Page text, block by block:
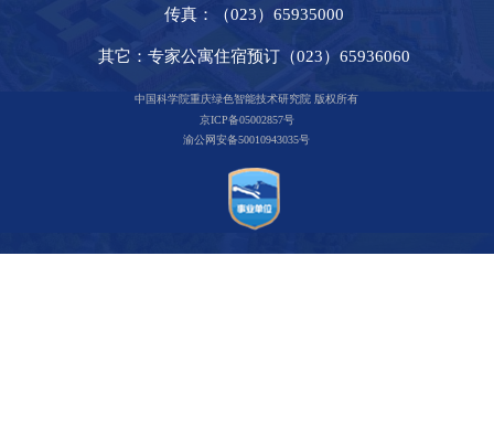
传真：（023）65935000
其它：专家公寓住宿预订（023）65936060
中国科学院重庆绿色智能技术研究院 版权所有
京ICP备05002857号
渝公网安备50010943035号